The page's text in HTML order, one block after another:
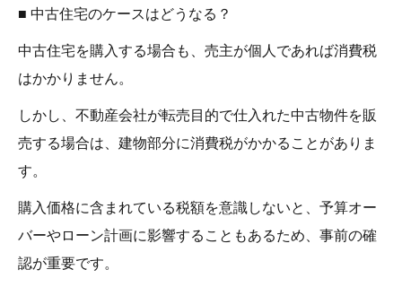
■ 中古住宅のケースはどうなる？
中古住宅を購入する場合も、売主が個人であれば消費税
はかかりません。
しかし、不動産会社が転売目的で仕入れた中古物件を販
売する場合は、建物部分に消費税がかかることがありま
す。
購入価格に含まれている税額を意識しないと、予算オー
バーやローン計画に影響することもあるため、事前の確
認が重要です。